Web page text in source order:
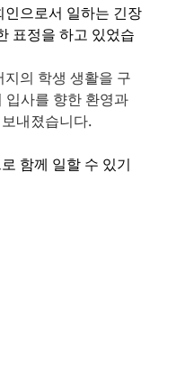
으로서 일하는 긴장
표정을 하고 있었습
의 학생 생활을 구
입사를 향한 환영과
내졌습니다.
함께 일할 수 있기